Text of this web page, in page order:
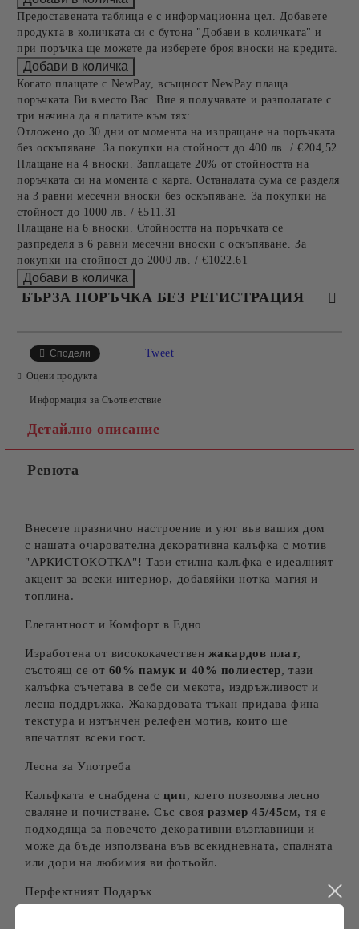
Предоставената таблица е с информационна цел. Добавете
продукта в количката си с бутона "Добави в количката" и
при поръчка ще можете да изберете броя вноски на кредита.
Когато плащате с NewPay, всъщност NewPay плаща
поръчката Ви вместо Вас. Вие я получавате и разполагате с
три начина да я платите към тях:
Отложено до 30 дни от момента на изпращане на поръчката
без оскъпяване. За покупки на стойност до 400 лв. / €204,52
Плащане на 4 вноски. Заплащате 20% от стойността на
поръчката си на момента с карта. Останалата сума се разделя
на 3 равни месечни вноски без оскъпяване. За покупки на
стойност до 1000 лв. / €511.31
Плащане на 6 вноски. Стойността на поръчката се
разпределя в 6 равни месечни вноски с оскъпяване. За
покупки на стойност до 2000 лв. / €1022.61
БЪРЗА ПОРЪЧКА БЕЗ РЕГИСТРАЦИЯ
Сподели Tweet
Оцени продукта
Информация за Съответствие
Детайлно описание
Ревюта
Внесете празнично настроение и уют във вашия дом
с нашата очарователна декоративна калъфка с мотив
"АРКИСТОКОТКА"! Тази стилна калъфка е идеалният
акцент за всеки интериор, добавяйки нотка магия и
топлина.
Елегантност и Комфорт в Едно
Изработена от висококачествен жакардов плат,
състоящ се от 60% памук и 40% полиестер, тази
калъфка съчетава в себе си мекота, издръжливост и
лесна поддръжка. Жакардовата тъкан придава фина
текстура и изтънчен релефен мотив, които ще
впечатлят всеки гост.
Лесна за Употреба
Калъфката е снабдена с цип, което позволява лесно
сваляне и почистване. Със свояразмер 45/45см, тя е
подходяща за повечето декоративни възглавници и
може да бъде използвана във всекидневната, спалнята
или дори на любимия ви фотьойл.
Перфектният Подарък